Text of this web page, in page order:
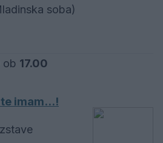
soba)
ob 17.00
imam...!